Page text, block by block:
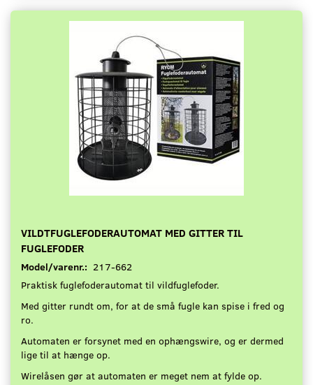
VILDTFUGLEFODERAUTOMAT MED GITTER TIL
FUGLEFODER
Model/varenr.: 217-662
Praktisk fuglefoderautomat til vildfuglefoder.
Med gitter rundt om, for at de små fugle kan spise i fred og
ro.
Automaten er forsynet med en ophængswire, og er dermed
lige til at hænge op.
Wirelåsen gør at automaten er meget nem at fylde op.